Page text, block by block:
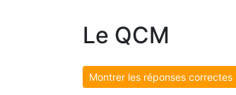
Le QCM
Montrer les réponses correctes